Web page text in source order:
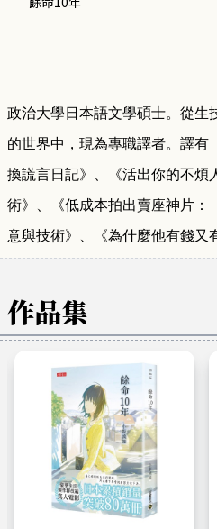
政治大學日本語文學碩士。從生
的世界中，現為專職譯者。譯
換謊言日記》、《活出你的不煩
術》、《低成本拍出賣座神片：
意與技術》、《為什麼他有錢又
作品集